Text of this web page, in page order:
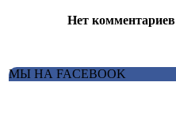
Нет комментариев
МЫ НА FACEBOOK